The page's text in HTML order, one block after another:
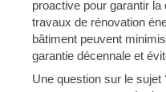
proactive pour garantir
travaux de rénovation
bâtiment peuvent
garantie décennale et
Une question sur le sujet